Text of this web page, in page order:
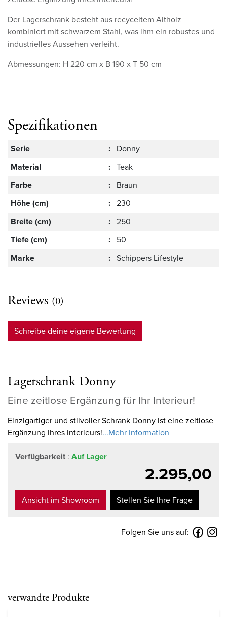
Der Lagerschrank besteht aus recyceltem Altholz
kombiniert mit schwarzem Stahl, was ihm ein robustes und
industrielles Aussehen verleiht.
Abmessungen: H 220 cm x B 190 x T 50 cm
Spezifikationen
Serie : Donny
Material
: Teak
Farbe
: Braun
Höhe (cm)
: 230
Breite (cm)
: 250
Tiefe (cm)
: 50
Marke
: Schippers Lifestyle
Reviews (0)
Schreibe deine eigene Bewertung
Lagerschrank Donny
Eine zeitlose Ergänzung für Ihr Interieur!
Einzigartiger und stilvoller Schrank Donny ist eine zeitlose
Ergänzung Ihres Interieurs!...Mehr Information
Verfügbarkeit : Auf Lager
2.295,00
Ansicht im Showroom Stellen Sie Ihre Frage
Folgen Sie uns auf:
verwandte Produkte